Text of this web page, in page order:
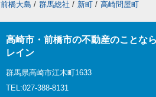
前橋大島 / 群馬総社 / 新町 / 高崎問屋町
高崎市・前橋市の不動産のことな
レイン
群馬県高崎市江木町1633
TEL:027-388-8131